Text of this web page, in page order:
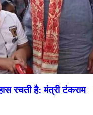
रचती है: मंत्री टंकराम